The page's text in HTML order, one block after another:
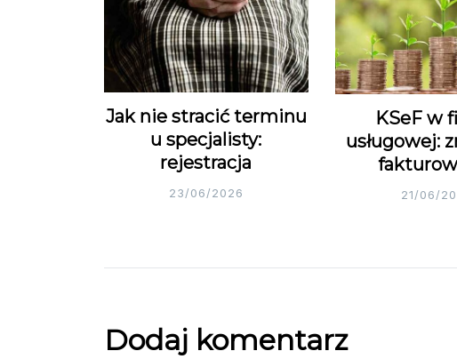
Jak nie stracić terminu
u specjalisty:
rejestracja
23/06/2026
KSeF w
usługowej:
21/06/
Dodaj komentarz